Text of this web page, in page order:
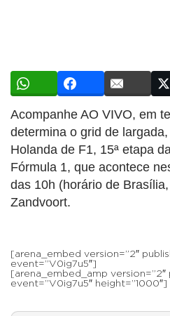
Acompanhe AO VIVO, em
determina o grid de
Holanda de F1, 15ª etapa
Fórmula 1, que acontece
das 10h (horário de
Zandvoort.
[arena_embed version=”2″
event=”V0ig7u5″]
[arena_embed_amp version=”2″
event=”V0ig7u5″ height=”1000″]